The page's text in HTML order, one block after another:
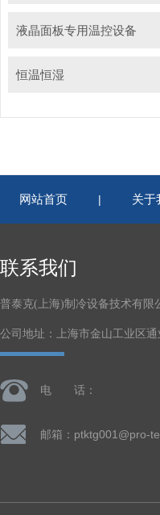
液晶面板专用温控设备
恒温恒湿
网站首页 | 关于
联系我们
普泰克(上海)制冷设备技术有限
公司地址：上海市金山工业区
电 话：